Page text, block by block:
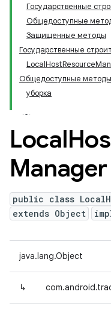
Государственные
Общедоступные
Защищенные методы
Государственные
Общедоступные методы
уборка
Local
Manager
public class
extends Object
java.lang.Object
↳